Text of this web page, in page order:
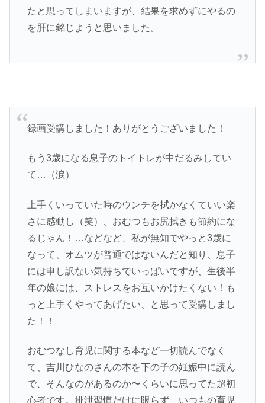
たと思ってしまいますが、結果を求めずにやるの
を肝に銘じようと思いました。
録画受講しました！ありがとうございました！
もう3歳になる息子のトイトレが中だるみしてい
て…（涙）
上手くいっていた時のウンチを拭かなくていい楽
さに感動し（笑）、おむつもお尻拭きも節約にな
るじゃん！…などなど、私が無知でやっと3歳に
なって、オムツが普通ではないんだと知り、息子
には申し訳ない気持ちでいっぱいですが、生後半
年の娘には、ストレスをお互いかけたくない！も
っと上手くやってあげたい、と思って受講しまし
た！！
おむつなし育児に関する本など一切読んでなく
て、吉川ひなのさんの本を下の子の妊娠中に読ん
で、そんなのがあるのか〜くらいに思ってた超初
心者です。排泄習慣だけに限らず、いつもの育児